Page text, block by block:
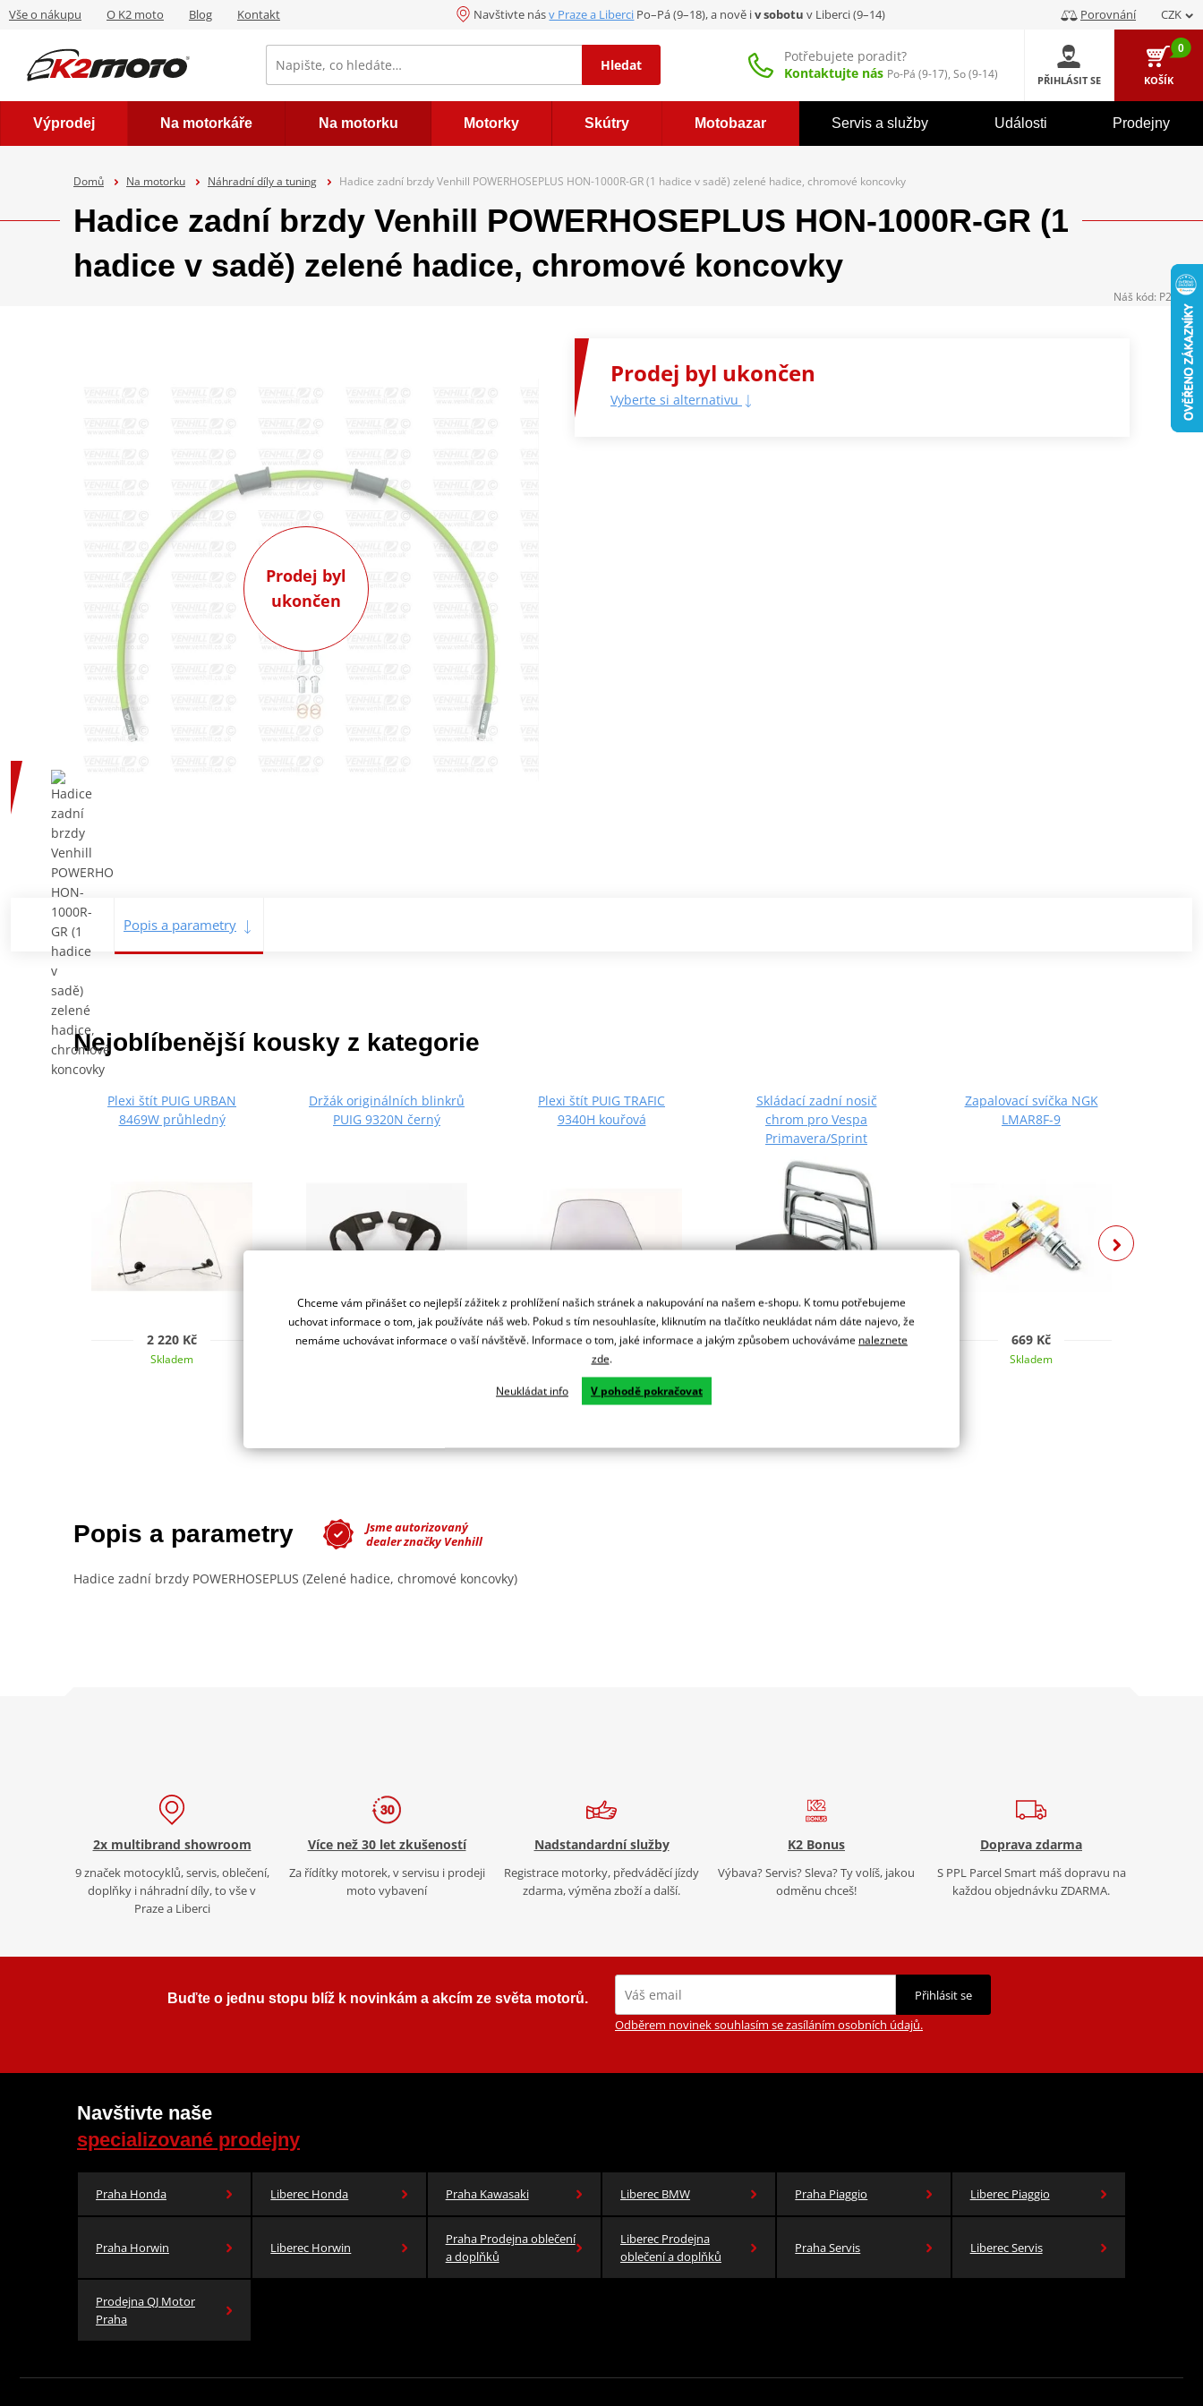
Vše o nákupu O K2 moto Blog Kontakt Navštivte násv Praze a Liberci Po–Pá (9–18), a nově iv sobotu v Liberci (9–14) Porovnání CZK
Hledat
Potřebujete poradit?
Kontaktujte nás Po-Pá (9-17), So (9-14) PŘIHLÁSIT SE
0
KOŠÍK
Výprodej Na motorkáře Na motorku Motorky Skútry Motobazar Servis a služby Události Prodejny
Domů Na motorku Náhradní díly a tuning Hadice zadní brzdy Venhill POWERHOSEPLUS HON-1000R-GR (1 hadice v sadě) zelené hadice, chromové koncovky
Hadice zadní brzdy Venhill POWERHOSEPLUS HON-1000R-GR (1
hadice v sadě) zelené hadice, chromové koncovky
Prodej byl
ukončen
Prodej byl ukončen
Vyberte si alternativu
Popis a parametry
Nejoblíbenější kousky z kategorie
Plexi štít PUIG URBAN
8469W průhledný
2 220 Kč
Skladem
Držák originálních blinkrů
PUIG 9320N černý
320 Kč
Plexi štít PUIG TRAFIC
9340H kouřová
1 908 Kč
Skladem
Skládací zadní nosič
chrom pro Vespa
Primavera/Sprint
6 145 Kč
Zapalovací svíčka NGK
LMAR8F-9
669 Kč
Skladem
Popis a parametry
Jsme autorizovaný
dealer značky Venhill
Hadice zadní brzdy POWERHOSEPLUS (Zelené hadice, chromové koncovky)
Náš kód: P212787
2x multibrand showroom
9 značek motocyklů, servis, oblečení,
doplňky i náhradní díly, to vše v
Praze a Liberci
Více než 30 let zkušeností
Za řídítky motorek, v servisu i prodeji
moto vybavení
Nadstandardní služby
Registrace motorky, předváděcí jízdy
zdarma, výměna zboží a další.
K2 Bonus
Výbava? Servis? Sleva? Ty volíš, jakou
odměnu chceš!
Doprava zdarma
S PPL Parcel Smart máš dopravu na
každou objednávku ZDARMA.
Buďte o jednu stopu blíž k novinkám a akcím ze světa motorů.
Přihlásit se
Odběrem novinek souhlasím se zasíláním osobních údajů.
Navštivte naše
specializované prodejny
Praha Honda Liberec Honda Praha Kawasaki Liberec BMW Praha Piaggio Liberec Piaggio
Praha Horwin Liberec Horwin
Praha Prodejna oblečení
a doplňků
Liberec Prodejna
oblečení a doplňků
Praha Servis Liberec Servis
Prodejna QJ Motor
Praha
Chceme vám přinášet co nejlepší zážitek z prohlížení našich stránek a nakupování na našem e-shopu. K tomu potřebujeme
uchovat informace o tom, jak používáte náš web. Pokud s tím nesouhlasíte, kliknutím na tlačítko neukládat nám dáte najevo, že
nemáme uchovávat informace o vaší návštěvě. Informace o tom, jaké informace a jakým způsobem uchováváme naleznete
zde.
Neukládat info V pohodě pokračovat